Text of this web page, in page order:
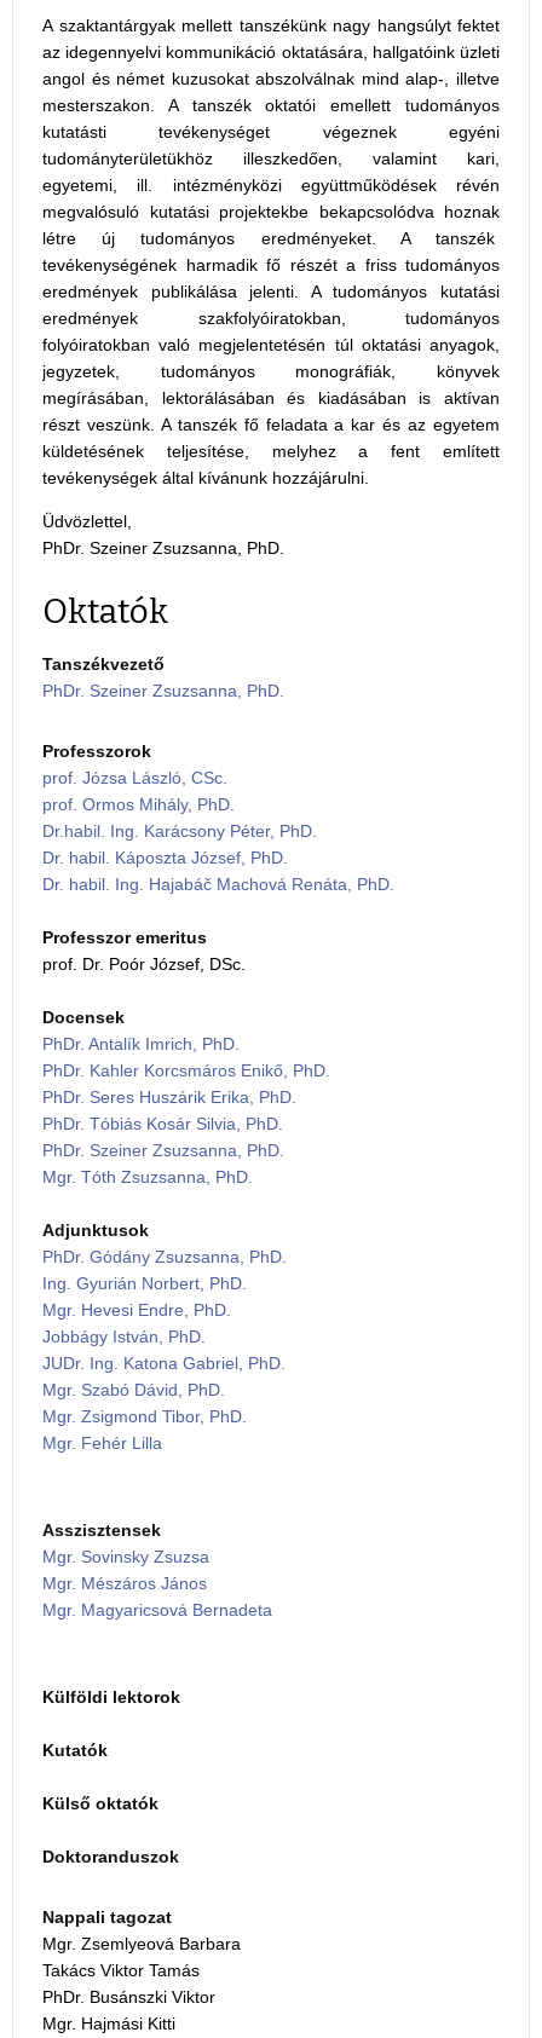
A szaktantárgyak mellett tanszékünk nagy hangsúlyt fektet
az idegennyelvi kommunikáció oktatására, hallgatóink üzleti
angol és német kuzusokat abszolválnak mind alap-, illetve
mesterszakon. A tanszék oktatói emellett tudományos
kutatásti tevékenységet végeznek egyéni
tudományterületükhöz illeszkedően, valamint kari,
egyetemi, ill. intézményközi együttműködések révén
megvalósuló kutatási projektekbe bekapcsolódva hoznak
létre új tudományos eredményeket. A tanszék
tevékenységének harmadik fő részét a friss tudományos
eredmények publikálása jelenti. A tudományos kutatási
eredmények szakfolyóiratokban, tudományos
folyóiratokban való megjelentetésén túl oktatási anyagok,
jegyzetek, tudományos monográfiák, könyvek
megírásában, lektorálásában és kiadásában is aktívan
részt veszünk. A tanszék fő feladata a kar és az egyetem
küldetésének teljesítése, melyhez a fent említett
tevékenységek által kívánunk hozzájárulni.
Üdvözlettel,
PhDr. Szeiner Zsuzsanna, PhD.
Oktatók
Tanszékvezető
PhDr. Szeiner Zsuzsanna, PhD.
Professzorok
prof. Józsa László, CSc.
prof. Ormos Mihály, PhD.
Dr.habil. Ing. Karácsony Péter, PhD.
Dr. habil. Káposzta József, PhD.
Dr. habil. Ing. Hajabáč Machová Renáta, PhD.
Professzor emeritus
prof. Dr. Poór József, DSc.
Docensek
PhDr. Antalík Imrich, PhD.
PhDr. Kahler Korcsmáros Enikő, PhD.
PhDr. Seres Huszárik Erika, PhD.
PhDr. Tóbiás Kosár Silvia, PhD.
PhDr. Szeiner Zsuzsanna, PhD.
Mgr. Tóth Zsuzsanna, PhD.
Adjunktusok
PhDr. Gódány Zsuzsanna, PhD.
Ing. Gyurián Norbert, PhD.
Mgr. Hevesi Endre, PhD.
Jobbágy István, PhD.
JUDr. Ing. Katona Gabriel, PhD.
Mgr. Szabó Dávid, PhD.
Mgr. Zsigmond Tibor, PhD.
Mgr. Fehér Lilla
Asszisztensek
Mgr. Sovinsky Zsuzsa
Mgr. Mészáros János
Mgr. Magyaricsová Bernadeta
Külföldi lektorok
Kutatók
Külső oktatók
Doktoranduszok
Nappali tagozat
Mgr. Zsemlyeová Barbara
Takács Viktor Tamás
PhDr. Busánszki Viktor
Mgr. Hajmási Kitti